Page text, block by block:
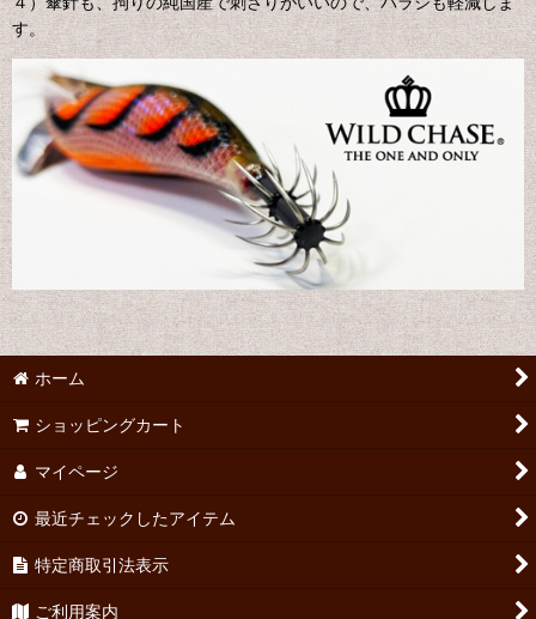
す。
ホーム
ショッピングカート
マイページ
最近チェックしたアイテム
特定商取引法表示
ご利用案内